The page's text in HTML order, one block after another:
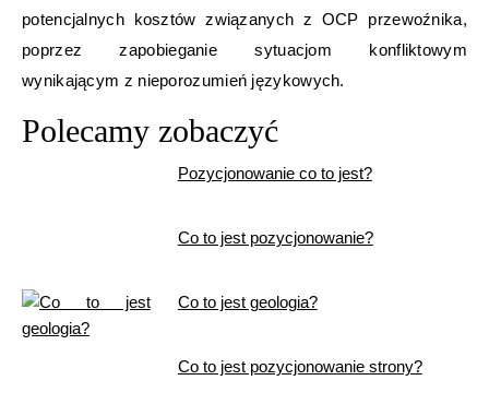
potencjalnych kosztów związanych z OCP przewoźnika,
poprzez zapobieganie sytuacjom konfliktowym
wynikającym z nieporozumień językowych.
Polecamy zobaczyć
Pozycjonowanie co to jest?
Co to jest pozycjonowanie?
Co to jest geologia?
Co to jest pozycjonowanie strony?